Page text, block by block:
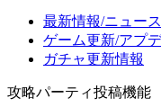
最新情報/ニュー
ゲーム更新/アプ
ガチャ更新情報
攻略パーティ投稿機能